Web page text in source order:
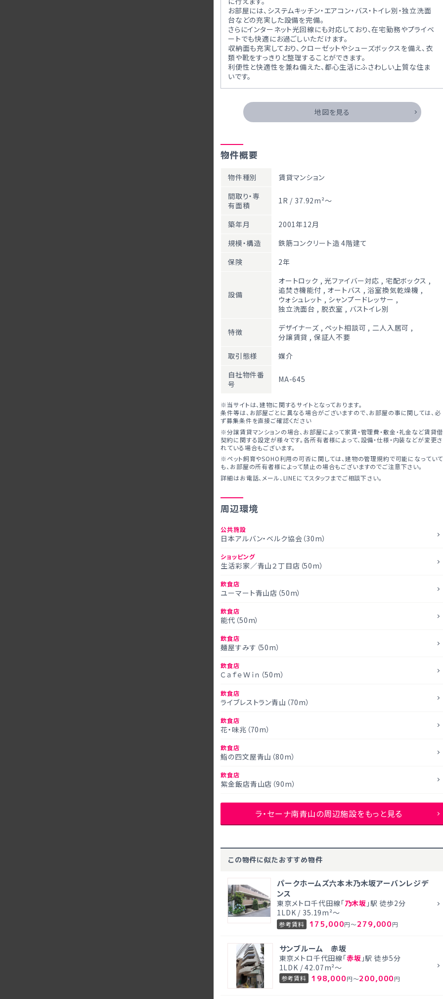
お部屋には、システムキッチン・エアコン・バス・トイレ別・独立洗面
台などの充実した設備を完備。
さらにインターネット光回線にも対応しており、在宅勤務やプライベ
ートでも快適にお過ごしいただけます。
収納面も充実しており、クローゼットやシューズボックスを備え、衣
類や靴をすっきりと整理することができます。
利便性と快適性を兼ね備えた、都心生活にふさわしい上質な住ま
いです。
地図を見る
物件概要
物件種別
賃貸マンション
間取り・専
有面積
1R / 37.92m²～
築年月
2001年12月
規模・構造
鉄筋コンクリート造 4階建て
保険
2年
設備
オートロック , 光ファイバー対応 , 宅配ボックス ,
追焚き機能付 , オートバス , 浴室換気乾燥機 ,
ウォシュレット , シャンプードレッサー ,
独立洗面台 , 脱衣室 , バストイレ別
特徴 デザイナーズ, ペット相談可 ,二人入居可 ,
分譲賃貸 , 保証人不要
取引態様
媒介
自社物件番
号
MA-645
※当サイトは、建物に関するサイトとなっております。
条件等は、お部屋ごとに異なる場合がございますので、お部屋の事に関しては、必
ず募集条件を直接ご確認ください
※分譲賃貸マンションの場合、お部屋によって家賃・管理費・敷金・礼金など賃貸借
契約に関する設定が様々です。各所有者様によって、設備・仕様・内装などが変更さ
れている場合もございます。
※ペット飼育やSOHO利用の可否に関しては、建物の管理規約で可能になっていて
も、お部屋の所有者様によって禁止の場合もございますのでご注意下さい。
詳細はお電話、メール、LINEにてスタッフまでご相談下さい。
周辺環境
公共施設
日本アルバン・ベルク協会（30m）
ショッピング
生活彩家／青山２丁目店（50m）
飲食店
ユーマート青山店（50m）
飲食店
能代（50m）
飲食店
麺屋すみす（50m）
飲食店
ＣａｆｅＷｉｎ（50m）
飲食店
ライブレストラン青山（70m）
飲食店
花・味兆（70m）
飲食店
鮨の四文屋青山（80m）
飲食店
紫金飯店青山店（90m）
ラ・セーナ南青山の周辺施設をもっと見る
この物件に似たおすすめ物件
パークホームズ六本木乃木坂アーバンレジデ
ンス
東京メトロ千代田線「乃木坂 」駅 徒歩2分
1LDK / 35.19m²～
参考賃料 175,000円～279,000円
サンブルーム 赤坂
東京メトロ千代田線「赤坂 」駅 徒歩5分
1LDK / 42.07m²～
参考賃料 198,000円～200,000円